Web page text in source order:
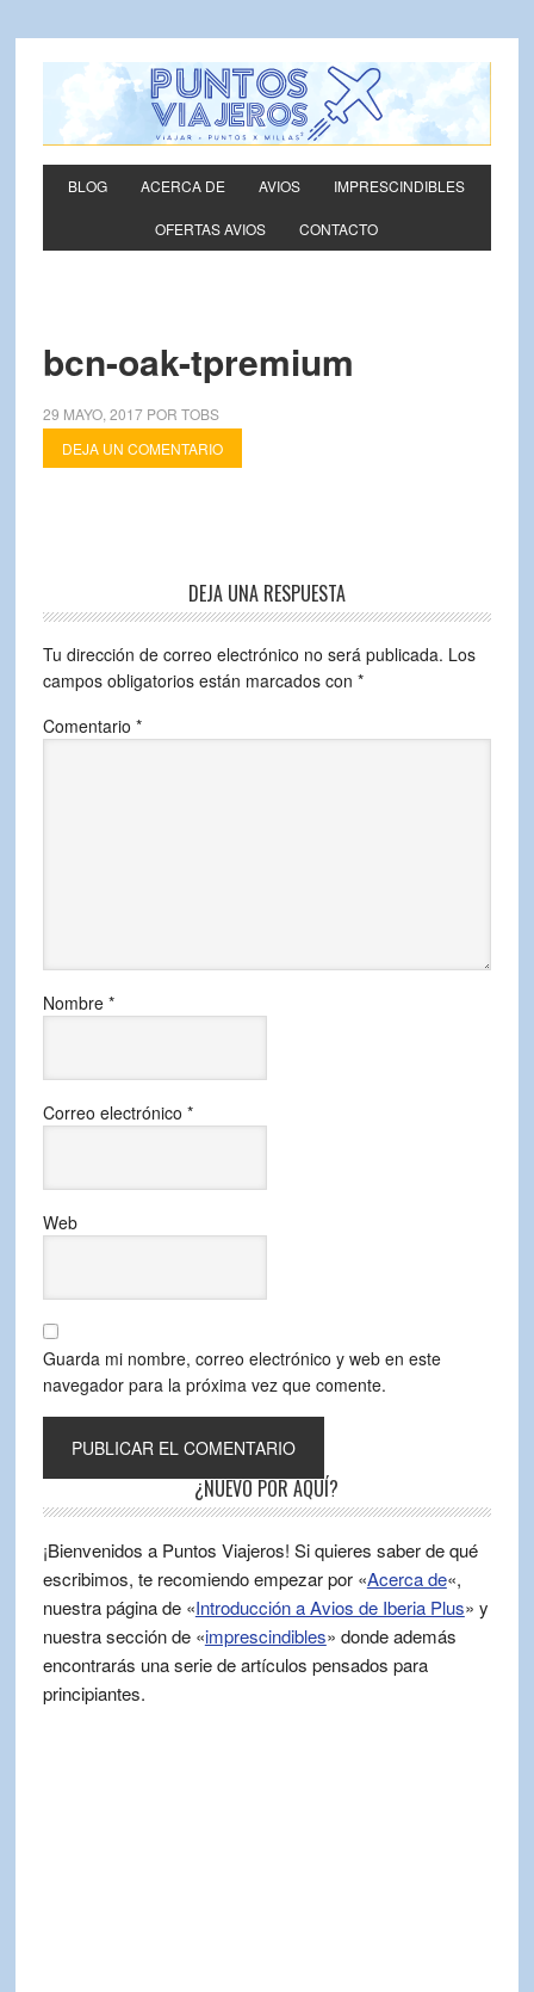
BLOG ACERCA DE AVIOS IMPRESCINDIBLES
OFERTAS AVIOS CONTACTO
bcn-oak-tpremium
29 MAYO, 2017POR TOBS
DEJA UN COMENTARIO
DEJA UNA RESPUESTA
Tu dirección de correo electrónico no será publicada. Los
campos obligatorios están marcados con *
Comentario *
Nombre *
Correo electrónico *
Web
Guarda mi nombre, correo electrónico y web en este
navegador para la próxima vez que comente.
¿NUEVO POR AQUÍ?
¡Bienvenidos a Puntos Viajeros! Si quieres saber de qué
escribimos, te recomiendo empezar por «Acerca de«,
nuestra página de «Introducción a Avios de Iberia Plus» y
nuestra sección de «imprescindibles» donde además
encontrarás una serie de artículos pensados para
principiantes.